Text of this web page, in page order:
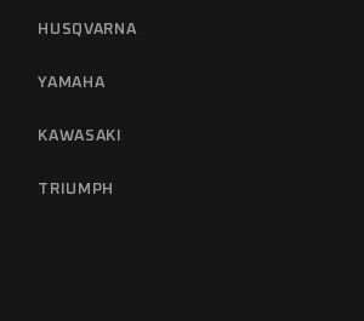
HUSQVARNA
YAMAHA
KAWASAKI
TRIUMPH